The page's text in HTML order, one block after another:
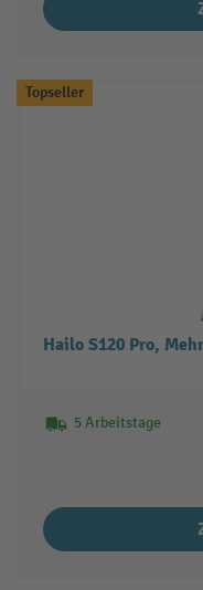
Topseller
Hailo S120 Pro,
5 Arbeitstage